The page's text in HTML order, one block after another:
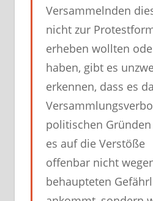
Versammelnden
nicht zur
erheben wollten
haben, gibt es
erkennen, dass es
politischen Gründen
es auf die Verstöße
offenbar nicht
behaupteten